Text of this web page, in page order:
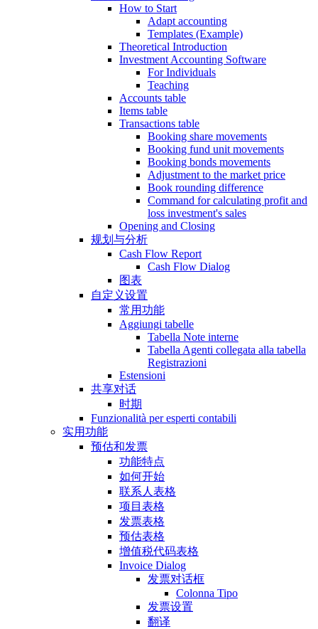
How to Start
Adapt accounting
Templates (Example)
Theoretical Introduction
Investment Accounting Software
For Individuals
Teaching
Accounts table
Items table
Transactions table
Booking share movements
Booking fund unit movements
Booking bonds movements
Adjustment to the market price
Book rounding difference
Command for calculating profit and
loss investment's sales
Opening and Closing
规划与分析
Cash Flow Report
Cash Flow Dialog
图表
自定义设置
常用功能
Aggiungi tabelle
Tabella Note interne
Tabella Agenti collegata alla tabella
Registrazioni
Estensioni
共享对话
时期
Funzionalità per esperti contabili
实用功能
预估和发票
功能特点
如何开始
联系人表格
项目表格
发票表格
预估表格
增值税代码表格
Invoice Dialog
发票对话框
Colonna Tipo
发票设置
翻译